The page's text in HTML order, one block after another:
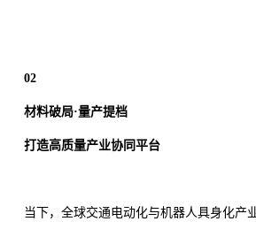
02
材料破局·量产提档
打造高质量产业协同平台
当下，全球交通电动化与机器人具身化产